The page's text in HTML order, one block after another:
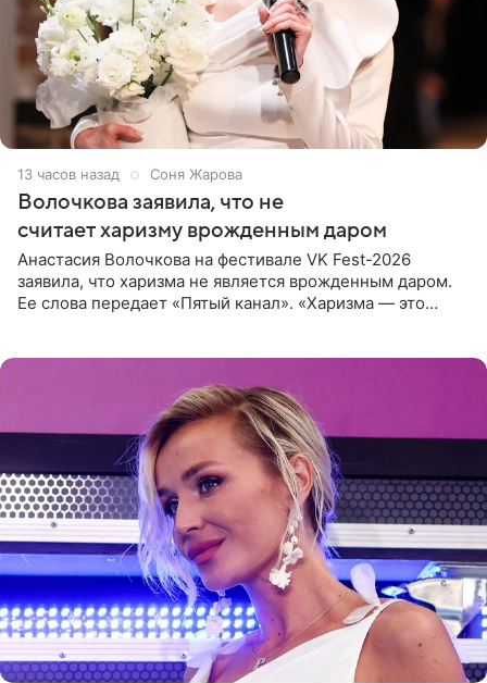
13 часов назад Соня Жарова
Волочкова заявила, что не
считает харизму врожденным даром
Анастасия Волочкова на фестивале VK Fest-2026
заявила, что харизма не является врожденным даром.
Ее слова передает «Пятый канал». «Харизма — это